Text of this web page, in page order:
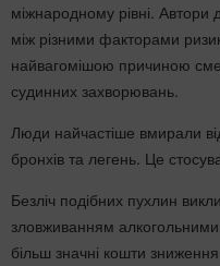
міжнародному рівні. Автори
між різними факторами
найвагомішою причиною
судинних захворювань.
Люди найчастіше вмирали
бронхів та легень. Це
Безліч подібних пухлин
зловживанням
більш значні кошти зниження